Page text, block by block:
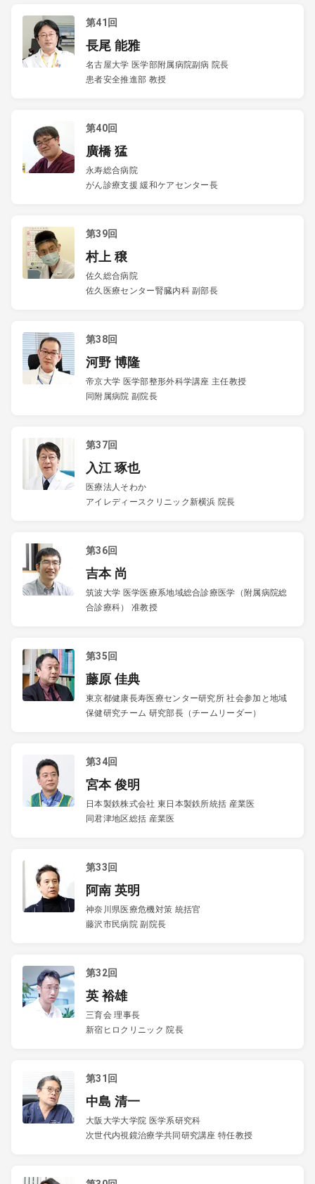
第41回
長尾 能雅
名古屋大学 医学部附属病院副病 院長
患者安全推進部 教授
第40回
廣橋 猛
永寿総合病院
がん診療支援 緩和ケアセンター長
第39回
村上 穣
佐久総合病院
佐久医療センター腎臓内科 副部長
第38回
河野 博隆
帝京大学 医学部整形外科学講座 主任教授
同附属病院 副院長
第37回
入江 琢也
医療法人そわか
アイレディースクリニック新横浜 院長
第36回
吉本 尚
筑波大学 医学医療系地域総合診療医学（附属病院総
合診療科） 准教授
第35回
藤原 佳典
東京都健康長寿医療センター研究所 社会参加と地域
保健研究チーム 研究部長（チームリーダー）
第34回
宮本 俊明
日本製鉄株式会社 東日本製鉄所統括 産業医
同君津地区総括 産業医
第33回
阿南 英明
神奈川県医療危機対策 統括官
藤沢市民病院 副院長
第32回
英 裕雄
三育会 理事長
新宿ヒロクリニック 院長
第31回
中島 清一
大阪大学大学院 医学系研究科
次世代内視鏡治療学共同研究講座 特任教授